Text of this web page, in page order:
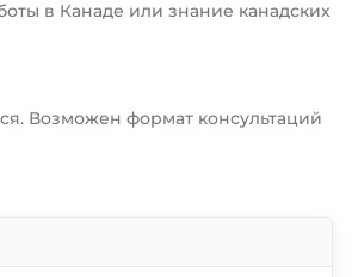
в Канаде или знание канадских
Возможен формат консультаций